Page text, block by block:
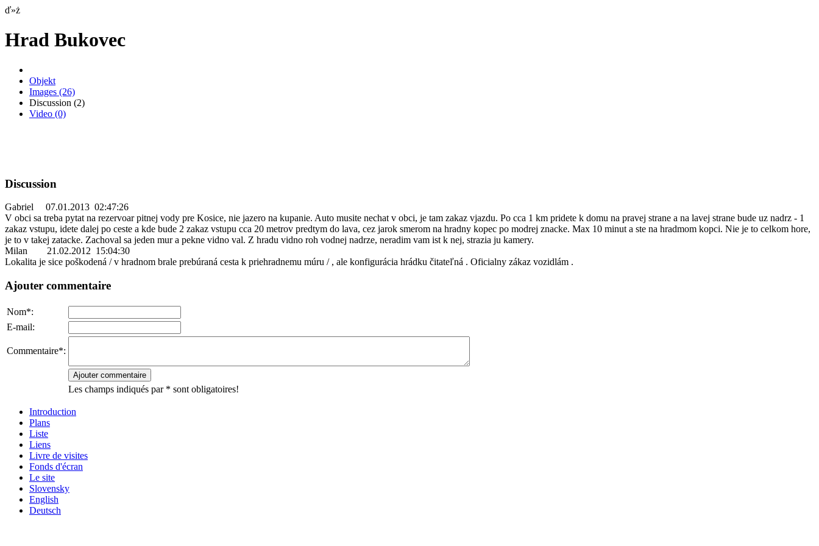
ď»ż
Hrad Bukovec
Objekt
Images (26)
Discussion (2)
Video (0)
Discussion
Gabriel 07.01.2013 02:47:26
V obci sa treba pytat na rezervoar pitnej vody pre Kosice, nie jazero na kupanie. Auto musite nechat v obci, je tam zakaz vjazdu. Po cca 1 km pridete k domu na pravej strane a na lavej strane bude uz nadrz - 1
zakaz vstupu, idete dalej po ceste a kde bude 2 zakaz vstupu cca 20 metrov predtym do lava, cez jarok smerom na hradny kopec po modrej znacke. Max 10 minut a ste na hradmom kopci. Nie je to celkom hore,
je to v takej zatacke. Zachoval sa jeden mur a pekne vidno val. Z hradu vidno roh vodnej nadrze, neradim vam ist k nej, strazia ju kamery.
Milan
21.02.2012 15:04:30
Lokalita je sice poškodená / v hradnom brale prebúraná cesta k priehradnemu múru / , ale konfigurácia hrádku čitateľná . Oficialny zákaz vozidlám .
Ajouter commentaire
Nom*:
E-mail:
Commentaire*:
Les champs indiqués par * sont obligatoires!
Introduction
Plans
Liste
Liens
Livre de visites
Fonds d'écran
Le site
Slovensky
English
Deutsch